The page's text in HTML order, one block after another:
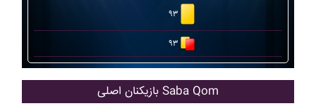
۹۳
۹۳
بازیکنان اصلی Saba Qom